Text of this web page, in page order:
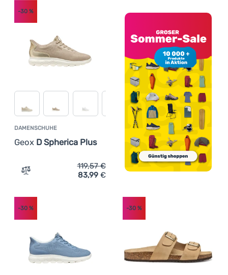
DAMENSCHUHE
Geox D Spherica Plus
-30 %
Zum Vergleich 'Damenschuhe Geox D Spherica Plus'
119,57€
83,99 €
-30 % -30%